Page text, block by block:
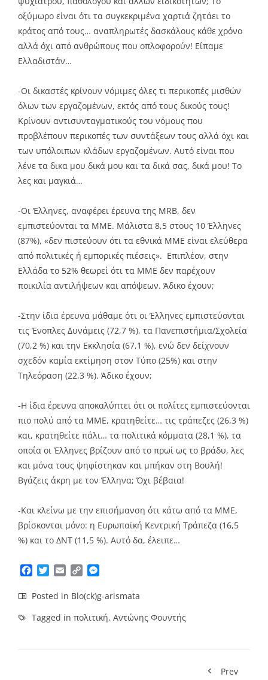
οξύμωρο είναι ότι τα συγκεκριμένα χαρτιά ζητάει το
κράτος από τους… αναπληρωτές δασκάλους κάθε χρόνο
αλλά όχι από ανθρώπους που οπλοφορούν! Είπαμε
Ελλαδιστάν…
-Οι δικαστές κρίνουν νόμιμες όλες τι περικοπές μισθών
όλων των εργαζομένων, εκτός από τους δικούς τους!
Κρίνουν αντισυνταγματικούς του νόμους που
προβλέπουν περικοπές των συντάξεων τους αλλά όχι και
των υπόλοιπων κλάδων εργαζομένων. Αυτό είναι που
λένε τα δικα μου δικά μου και τα δικά σας, δικά μου! Το
λες και μαγκιά…
-Οι Έλληνες, αναφέρει έρευνα της MRB, δεν
εμπιστεύονται τα ΜΜΕ. Μάλιστα 8,5 στους 10 Έλληνες
(87%), «δεν πιστεύουν ότι τα εθνικά ΜΜΕ είναι ελεύθερα
από πολιτικές ή εμπορικές πιέσεις». Επιπλέον, στην
Ελλάδα το 52% θεωρεί ότι τα ΜΜΕ δεν παρέχουν
ποικιλία αντιλήψεων και απόψεων. Άδικο έχουν;
-Στην ίδια έρευνα μάθαμε ότι οι Έλληνες εμπιστεύονται
τις Ένοπλες Δυνάμεις (72,7 %), τα Πανεπιστήμια/Σχολεία
(70,2 %) και την Εκκλησία (67,1 %), ενώ δεν δείχνουν
σχεδόν καμία εκτίμηση στον Τύπο (25%) και στην
Τηλεόραση (22,3 %). Άδικο έχουν;
-Η ίδια έρευνα αποκαλύπτει ότι οι πολίτες εμπιστεύονται
πιο πολύ από τα ΜΜΕ, κρατηθείτε… τις τράπεζες (26,3 %)
και, κρατηθείτε πάλι… τα πολιτικά κόμματα (28,1 %), τα
οποία οι Έλληνες βρίζουν από το πρωί ως το βράδυ, λες
και μόνα τους ψηφίστηκαν και μπήκαν στη Βουλή!
Βγάζεις άκρη με τον Έλληνα; Όχι βέβαια!
-Και κλείνω με την επισήμανση ότι κάτω από τα ΜΜΕ,
βρίσκονται μόνο: η Ευρωπαϊκή Κεντρική Τράπεζα (16,5
%) και το ΔΝΤ (11,5 %). Αυτό δα, έλειπε…
Facebook
TwitterEmailCopy
Posted in Blo(ck)g-arismata
Tagged in πολιτική, Αντώνης Φουντής
Prev